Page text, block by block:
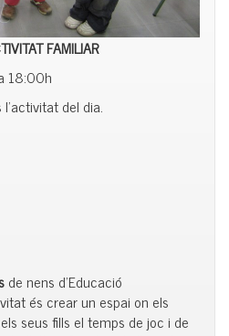
FAMILIAR
18:00h
del dia.
de nens d’Educació
és crear un espai on els
seus fills el temps de joc i de